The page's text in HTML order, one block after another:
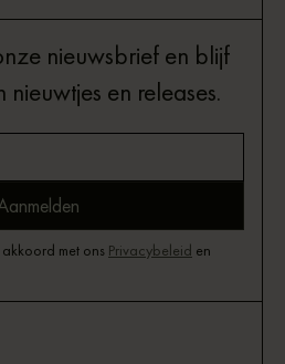
nieuwsbrief en blijf
en releases.
met ons Privacybeleid en